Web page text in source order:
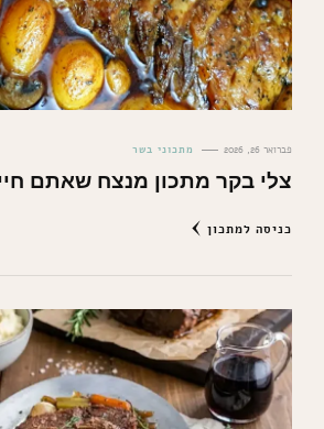
פברואר 26, 2026 מתכוני בשר
צלי בקר מתכון מנצח שאתם
כניסה למתכון